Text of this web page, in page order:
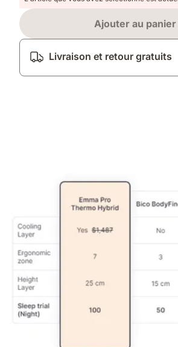
Ajouter au panier
Livraison et retour gratuits